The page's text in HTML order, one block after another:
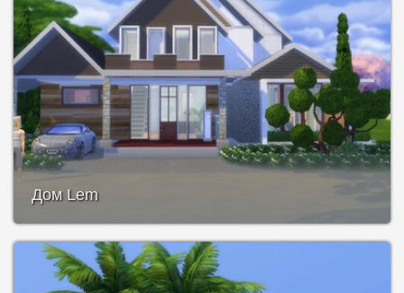
Дом Lem